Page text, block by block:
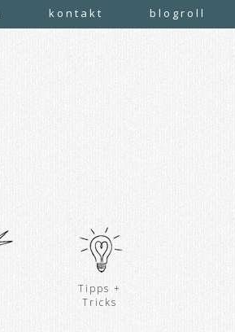
kontakt blogroll
Tipps +
Tricks